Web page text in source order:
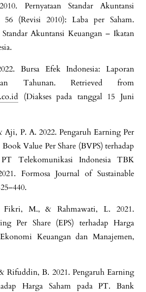
Pernyataan Standar Akuntansi
(Revisi 2010): Laba per Saham.
Akuntansi Keuangan – Ikatan
Bursa Efek Indonesia: Laporan
Tahunan. Retrieved from
(Diakses pada tanggal 15 Juni
P. A. 2022. Pengaruh Earning Per
Book Value Per Share (BVPS) terhadap
Telekomunikasi Indonesia TBK
Formosa Journal of Sustainable
Fikri, M., & Rahmawati, L. 2021.
Per Share (EPS) terhadap Harga
Keuangan dan Manajemen,
Rifuddin, B. 2021. Pengaruh Earning
Harga Saham pada PT. Bank